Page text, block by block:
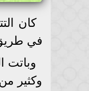
كان
في طريق
وباتت
وكثير